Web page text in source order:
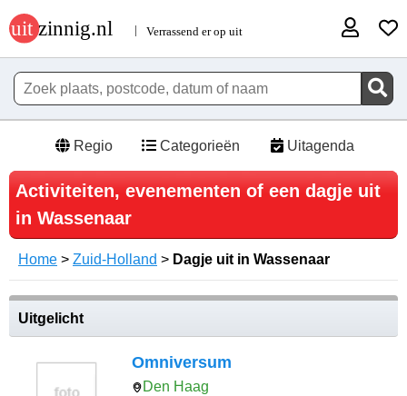
Regio Categorieën Uitagenda
Activiteiten, evenementen of een dagje uit
in Wassenaar
Home > Zuid-Holland > Dagje uit in Wassenaar
Uitgelicht
Omniversum
Den Haag